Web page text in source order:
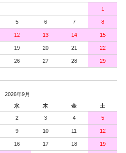
1
5 6 7 8
12 13 14 15
19 20 21 22
26 27 28 29
2026年9月
水 木 金 土
2 3 4 5
9 10 11 12
16 17 18 19